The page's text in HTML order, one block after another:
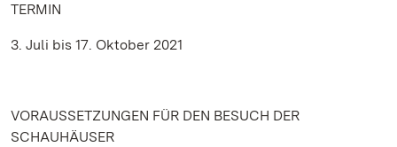
TERMIN
3. Juli bis 17. Oktober 2021
VORAUSSETZUNGEN FÜR DEN BESUCH DER
SCHAUHÄUSER